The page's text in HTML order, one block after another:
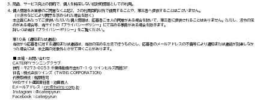
商品、サービス向上の目的で、個人を特定しない統計的情報としての利用。
個人情報をお客様のご同意なく上記2，3の利用目的以外で使用することや、第三者へ提供することはございません。
（※法令などにより開示を求められた場合を除く）
本企画にあたってご提供いただいた個人情報は、応募者ご本人の同意がある場合を除いて、第三者に提供されることはありません。ただし、法令の定
めがある場合等、当サイトの「プライバシーポリシー」にて定める事由がある場合を除きます。
詳しくは当社「プライバシーポリシー」をご覧ください。
第10条（通知または連絡）
当社から応募者に対する通知または連絡は、当社の定める方法で行うものとし、応募者のメールアドレスの不備等により通知または連絡が到達しなか
った場合には、本企画の対象外とさせて頂くことがあります。
■ 主催・お問い合わせ
CATERPYランニングクラブ
住所：〒273-0853 千葉県船橋市金杉7-1-9 ツインヒルズ西館3F
社名：株式会社ツインズ（TWINS CORPORATION）
代表取締役：梶原隆司
Webサイト運営責任者：池田義人
Eメールアドレス： crc@twins-corp.jp
Instagram：@caterpyrun
Facebook：caterpyrun